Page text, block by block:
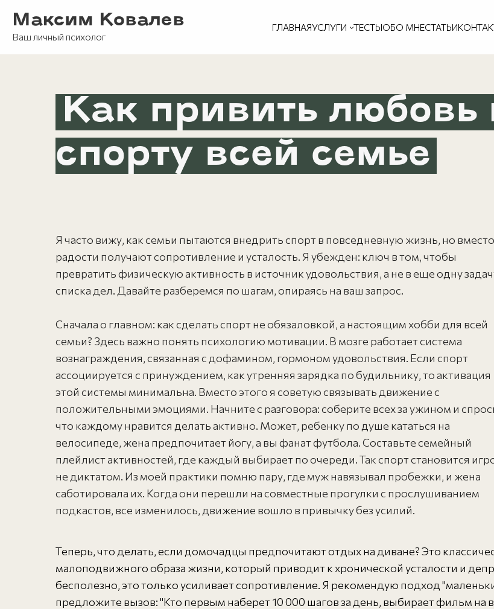
Максим Ковалев
Ваш личный психолог
ГЛАВНАЯУСЛУГИ ТЕСТЫОБО МНЕСТАТЬИ
Как привить любовь
спорту всей семье
Я часто вижу, как семьи пытаются внедрить спорт в повседневную жизнь, но вместо
радости получают сопротивление и усталость. Я убежден: ключ в том, чтобы
превратить физическую активность в источник удовольствия, а не в еще одну
списка дел. Давайте разберемся по шагам, опираясь на ваш запрос.
Сначала о главном: как сделать спорт не обязаловкой, а настоящим хобби для всей
семьи? Здесь важно понять психологию мотивации. В мозге работает система
вознаграждения, связанная с дофамином, гормоном удовольствия. Если спорт
ассоциируется с принуждением, как утренняя зарядка по будильнику, то активация
этой системы минимальна. Вместо этого я советую связывать движение с
положительными эмоциями. Начните с разговора: соберите всех за ужином и
что каждому нравится делать активно. Может, ребенку по душе кататься на
велосипеде, жена предпочитает йогу, а вы фанат футбола. Составьте семейный
плейлист активностей, где каждый выбирает по очереди. Так спорт становится
не диктатом. Из моей практики помню пару, где муж навязывал пробежки, и жена
саботировала их. Когда они перешли на совместные прогулки с прослушиванием
подкастов, все изменилось, движение вошло в привычку без усилий.
Теперь, что делать, если домочадцы предпочитают отдых на диване? Это
малоподвижного образа жизни, который приводит к хронической усталости и
бесполезно, это только усиливает сопротивление. Я рекомендую подход
предложите вызов: "Кто первым наберет 10 000 шагов за день, выбирает фильм на